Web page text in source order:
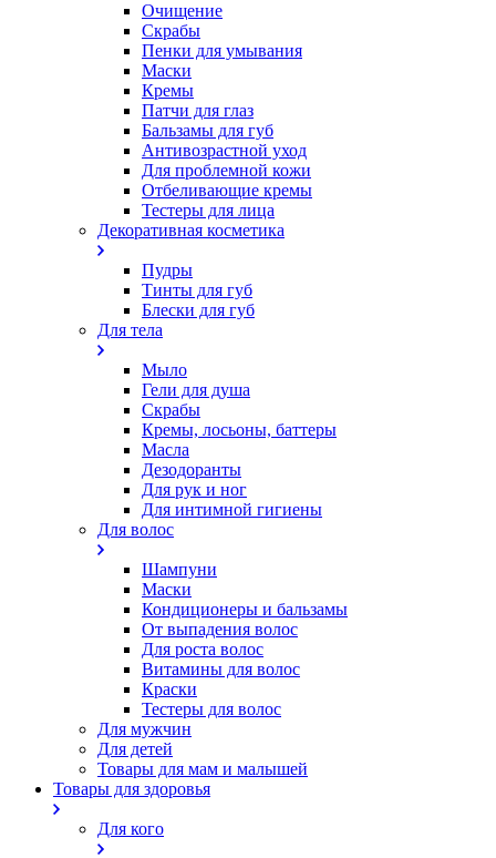
Очищение
Скрабы
Пенки для умывания
Маски
Кремы
Патчи для глаз
Бальзамы для губ
Антивозрастной уход
Для проблемной кожи
Oтбеливающие кремы
Тестеры для лица
Декоративная косметика
Пудры
Тинты для губ
Блески для губ
Для тела
Мыло
Гели для душа
Скрабы
Кремы, лосьоны, баттеры
Масла
Дезодоранты
Для рук и ног
Для интимной гигиены
Для волос
Шампуни
Маски
Кондиционеры и бальзамы
От выпадения волос
Для роста волос
Витамины для волос
Краски
Тестеры для волос
Для мужчин
Для детей
Товары для мам и малышей
Товары для здоровья
Для кого